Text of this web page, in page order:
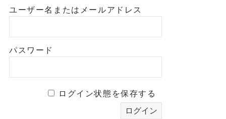
ユーザー名またはメールアドレス
パスワード
ログイン状態を保存する